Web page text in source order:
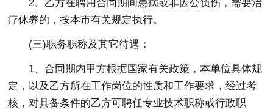
2、乙方在聘用合同期间患病或非因公负伤，需要治
疗休养的，按本市有关规定执行。
(三)职务职称及其它待遇：
1、合同期内甲方根据国家有关政策，本单位具体规
定，以及乙方所在工作岗位的性质和工作要求，经过考
核，对具备条件的乙方可聘任专业技术职称或行政职